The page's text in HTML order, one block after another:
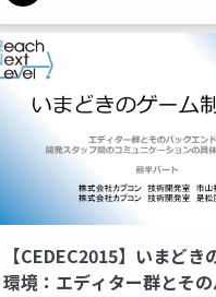
【CEDEC2015】いまど
環境：エディター群とそ